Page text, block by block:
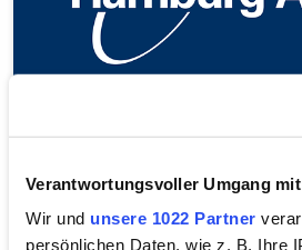
Verantwortungsvoller Umgang
Wir und unsere 1022 Partner
persönlichen Daten, wie z. B. Ihre
Customer service